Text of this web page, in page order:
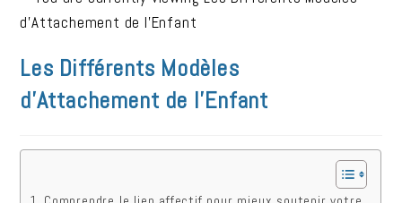
Les Différents Modèles
d’Attachement de l’Enfant